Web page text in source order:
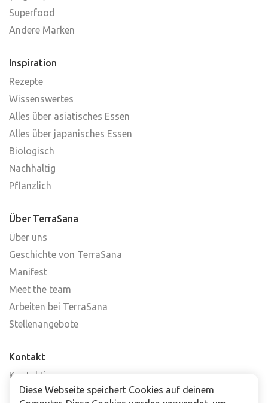
Superfood
Andere Marken
Inspiration
Rezepte
Wissenswertes
Alles über asiatisches Essen
Alles über japanisches Essen
Biologisch
Nachhaltig
Pflanzlich
Über TerraSana
Über uns
Geschichte von TerraSana
Manifest
Meet the team
Arbeiten bei TerraSana
Stellenangebote
Kontakt
Kontaktiere uns
Häufig gestellte Fragen
Diese Webseite speichert Cookies auf deinem